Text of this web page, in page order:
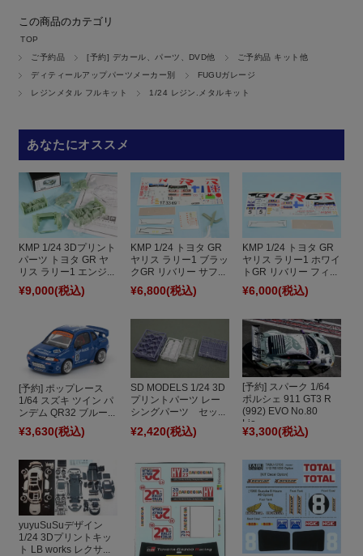
この商品のカテゴリ
TOP
ご予約品
[予約] デカール、パーツ、DVD他
ご予約品 キット他
ディティールアップパーツメーカー別
FUGUガレージ
レジンメタル フルキット
1/24 レジン.メタルキット
あなたにオススメ
KMP 1/24 3Dプリント
パーツ トヨタ GR ヤ
リス ラリー1 エンジ...
¥9,000(税込)
KMP 1/24 トヨタ GR
ヤリス ラリー1 ブラッ
クGR リバリー サフ...
¥6,800(税込)
KMP 1/24 トヨタ GR
ヤリス ラリー1 ホワイ
トGR リバリー フィ...
¥6,000(税込)
[予約] ポップレース
1/64 スズキ ツイン パ
ンデム QR32 ブルー...
¥3,630(税込)
SD MODELS 1/24 3D
プリントパーツ レー
シングパーツ セッ...
¥2,420(税込)
[予約] スパーク 1/64
ポルシェ 911 GT3 R
(992) EVO No.80
Lio...
¥3,300(税込)
yuyuSuSuデザイン
1/24 3Dプリントキッ
ト LB works レクサ...